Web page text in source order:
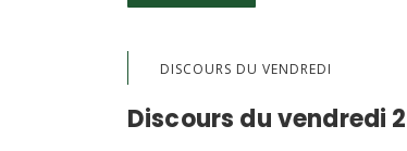
DISCOURS DU VENDREDI
Discours du vendredi